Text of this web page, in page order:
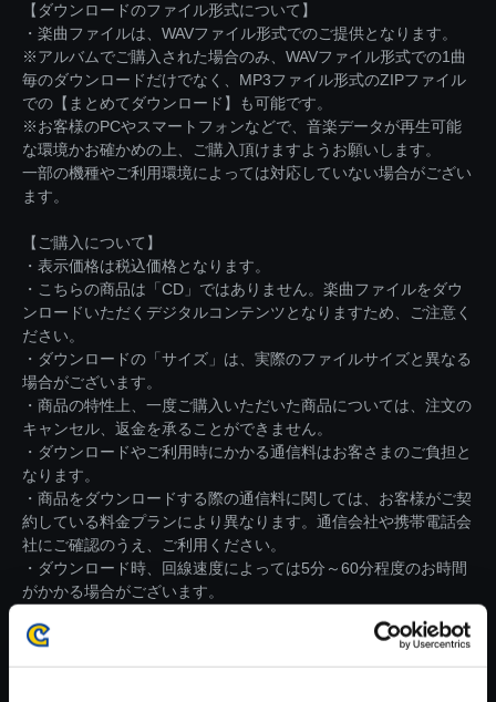
【ダウンロードのファイル形式について】
・楽曲ファイルは、WAVファイル形式でのご提供となります。
※アルバムでご購入された場合のみ、WAVファイル形式での1曲
毎のダウンロードだけでなく、MP3ファイル形式のZIPファイル
での【まとめてダウンロード】も可能です。
※お客様のPCやスマートフォンなどで、音楽データが再生可能
な環境かお確かめの上、ご購入頂けますようお願いします。
一部の機種やご利用環境によっては対応していない場合がござい
ます。
【ご購入について】
・表示価格は税込価格となります。
・こちらの商品は「CD」ではありません。楽曲ファイルをダウ
ンロードいただくデジタルコンテンツとなりますため、ご注意く
ださい。
・ダウンロードの「サイズ」は、実際のファイルサイズと異なる
場合がございます。
・商品の特性上、一度ご購入いただいた商品については、注文の
キャンセル、返金を承ることができません。
・ダウンロードやご利用時にかかる通信料はお客さまのご負担と
なります。
・商品をダウンロードする際の通信料に関しては、お客様がご契
約している料金プランにより異なります。通信会社や携帯電話会
社にご確認のうえ、ご利用ください。
・ダウンロード時、回線速度によっては5分～60分程度のお時間
がかかる場合がございます。
が安定しているWifi環境でお試しください。